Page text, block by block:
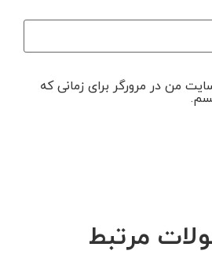
من در مرورگر برای زمانی که
مرتبط